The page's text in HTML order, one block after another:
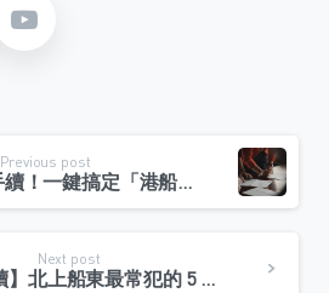
Previous post
再見，繁瑣手續！一鍵搞定「港船北上」海關、邊檢、海事全流程！
Next post
【新手必讀】北上船東最常犯的 5 大「合規錯誤」及避免指南